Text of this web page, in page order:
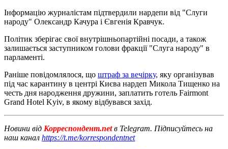
Інформацію журналістам підтвердили нардепи від "Слуги
народу" Олександр Качура і Євгенія Кравчук.
Політик зберігає свої внутрішньопартійні посади, а також
залишається заступником голови фракції "Слуга народу" в
парламенті.
Раніше повідомлялося, що штраф за вечірку, яку організував
під час карантину в центрі Києва нардеп Микола Тищенко на
честь дня народження дружини, заплатить готель Fairmont
Grand Hotel Kyiv, в якому відбувався захід.
Новини від Корреспондент.netв Telegram. Підписуйтесь на
наш канал https://t.me/korrespondentnet